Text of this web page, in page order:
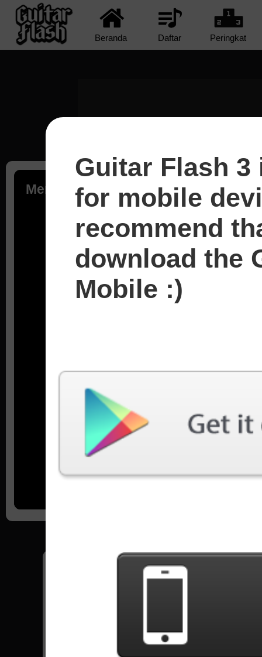
Beranda Daftar Peringkat
Memuat...
Pedro
Guitar Flash
for mobile
recommend
download the
Mobile :)